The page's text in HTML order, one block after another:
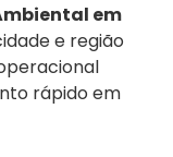
em
e região
rápido em